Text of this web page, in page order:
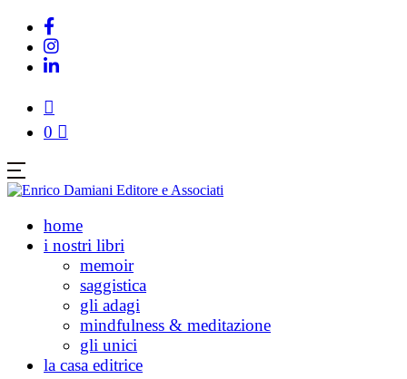
0
home
i nostri libri
memoir
saggistica
gli adagi
mindfulness & meditazione
gli unici
la casa editrice